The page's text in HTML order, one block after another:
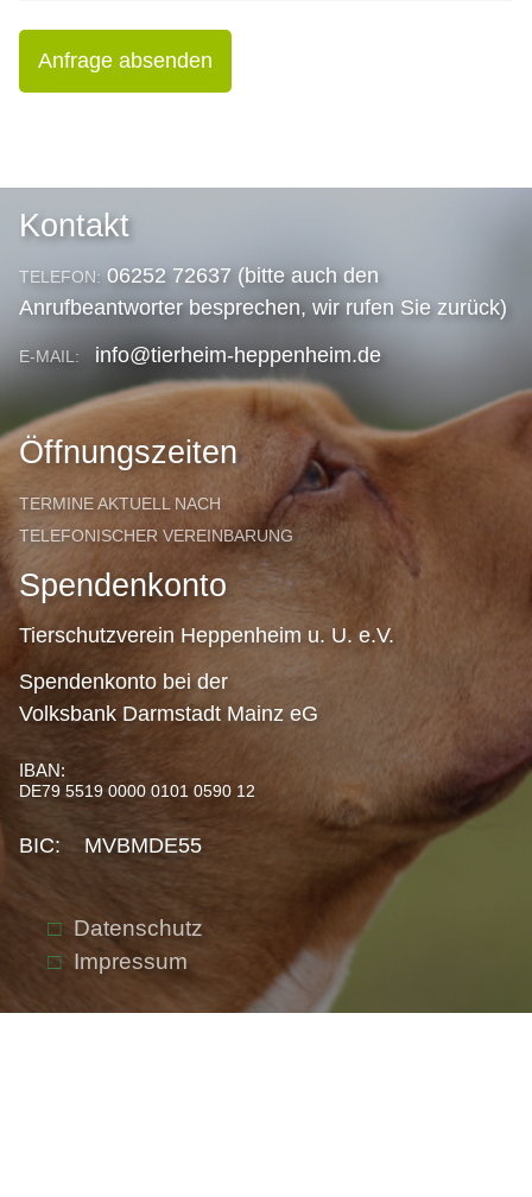
Anfrage absenden
Kontakt
TELEFON: 06252 72637 (bitte auch den
Anrufbeantworter besprechen, wir rufen Sie zurück)
E-MAIL: info@tierheim-heppenheim.de
Öffnungszeiten
TERMINE AKTUELL NACH
TELEFONISCHER VEREINBARUNG
Spendenkonto
Tierschutzverein Heppenheim u. U. e.V.
Spendenkonto bei der
Volksbank Darmstadt Mainz eG
IBAN:
DE79 5519 0000 0101 0590 12
BIC: MVBMDE55
Datenschutz
Impressum